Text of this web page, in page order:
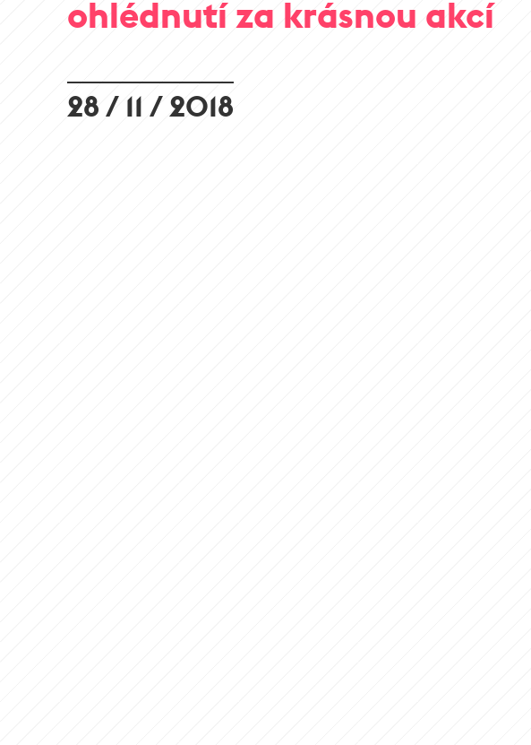
ohlédnutí za krásnou akcí
28 / 11 / 2018